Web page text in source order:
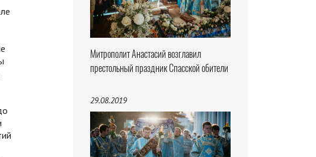
Митрополит Анастасий возглавил
престольный праздник Спасской обители
29.08.2019